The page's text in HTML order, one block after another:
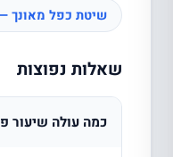
שיטת כפל מאונך
שאלות נפוצות
כמה עולה שיעור